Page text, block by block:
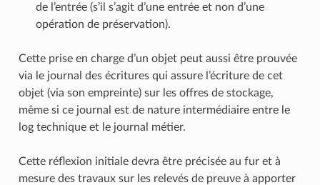
de l’entrée (s’il s’agit d’une entrée et non d’une
opération de préservation).
Cette prise en charge d’un objet peut aussi être prouvée
via le journal des écritures qui assure l’écriture de cet
objet (via son empreinte) sur les offres de stockage,
même si ce journal est de nature intermédiaire entre le
log technique et le journal métier.
Cette réflexion initiale devra être précisée au fur et à
mesure des travaux sur les relevés de preuve à apporter